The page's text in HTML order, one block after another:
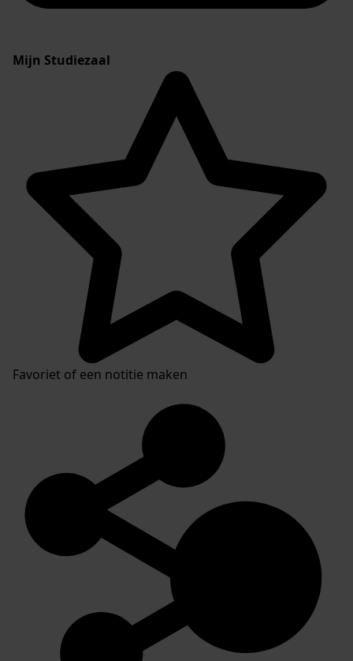
Mijn Studiezaal
Favoriet of een notitie maken